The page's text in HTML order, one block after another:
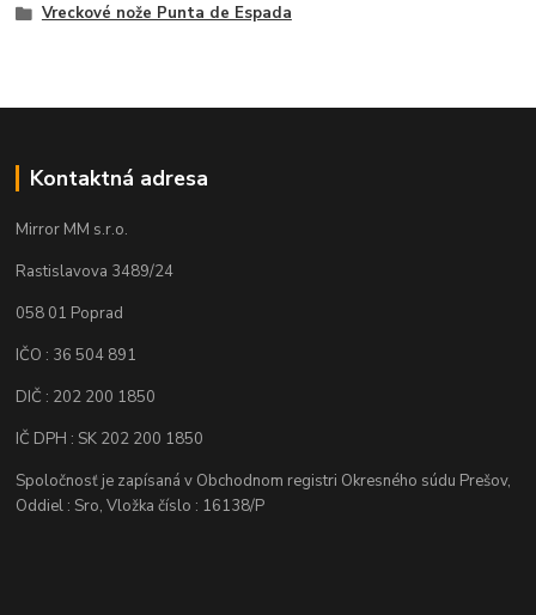
Vreckové nože Punta de Espada
Kontaktná adresa
Mirror MM s.r.o.
Rastislavova 3489/24
058 01 Poprad
IČO : 36 504 891
DIČ : 202 200 1850
IČ DPH : SK 202 200 1850
Spoločnosť je zapísaná v Obchodnom registri Okresného súdu Prešov,
Oddiel : Sro, Vložka číslo : 16138/P